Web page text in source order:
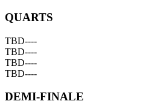
QUARTS
TBD----
TBD----
TBD----
TBD----
DEMI-FINALE